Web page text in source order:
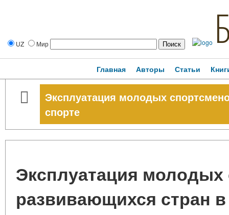
UZ Мир
Главная Авторы Статьи
Эксплуатация молодых
спорте
Эксплуатация молодых
развивающихся стран